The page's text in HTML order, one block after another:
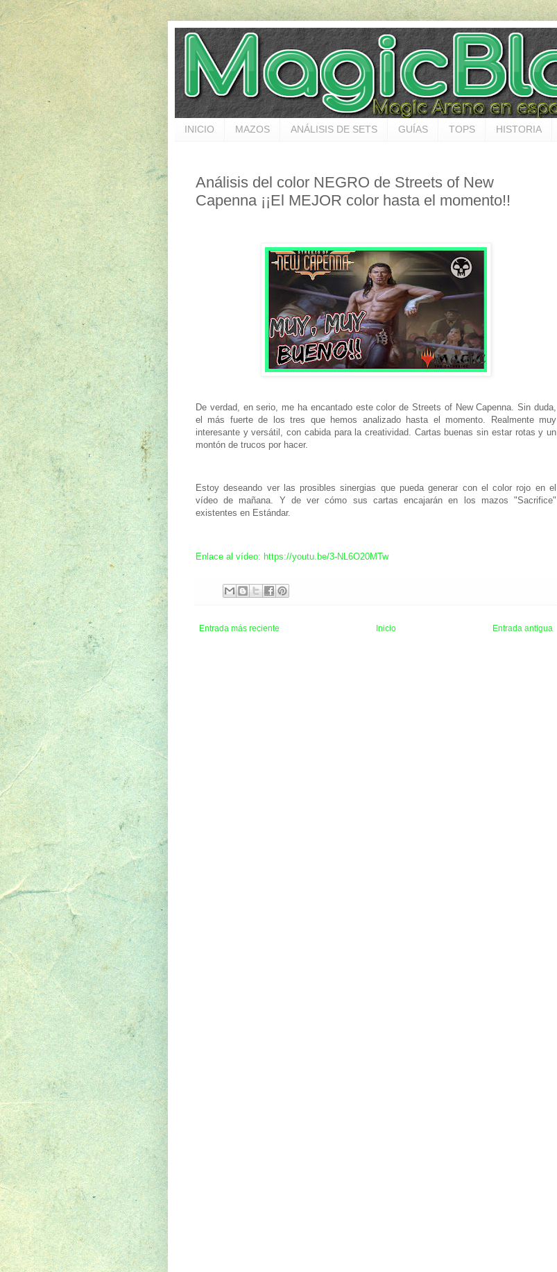
INICIO MAZOS ANÁLISIS DE SETS GUÍAS TOPS HISTORIA
Análisis del color NEGRO de Streets of New
Capenna ¡¡El MEJOR color hasta el momento!!
De verdad, en serio, me ha encantado este color de Streets of New Capenna. Sin duda,
el más fuerte de los tres que hemos analizado hasta el momento. Realmente muy
interesante y versátil, con cabida para la creatividad. Cartas buenas sin estar rotas y un
montón de trucos por hacer.
Estoy deseando ver las prosibles sinergias que pueda generar con el color rojo en el
vídeo de mañana. Y de ver cómo sus cartas encajarán en los mazos "Sacrifice"
existentes en Estándar.
Enlace al vídeo: https://youtu.be/3-NL6O20MTw
Entrada más reciente Entrada antigua
Inicio